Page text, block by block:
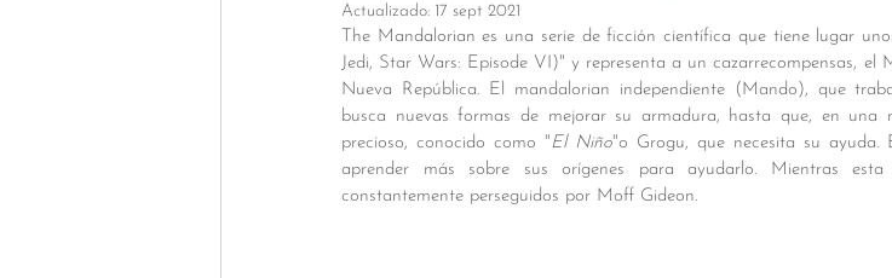
Actualizado: 17 sept 2021
The Mandalorian es una serie de ficción científica que tiene lugar
Jedi, Star Wars: Episode VI)" y representa a un cazarrecompensas,
Nueva República. El mandalorian independiente (Mando), que
busca nuevas formas de mejorar su armadura, hasta que, en una
precioso, conocido como "El Niño"o Grogu, que necesita su
aprender más sobre sus orígenes para ayudarlo. Mientras
constantemente perseguidos por Moff Gideon.